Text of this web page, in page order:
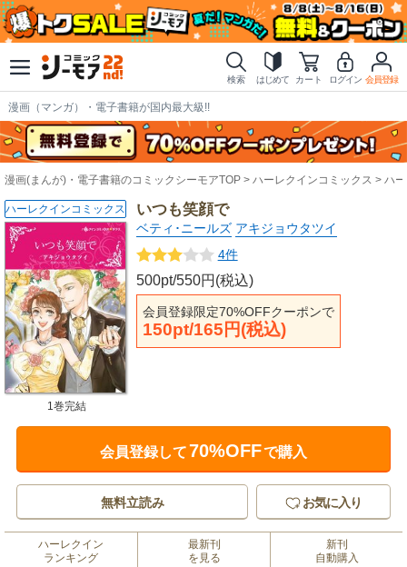
検索 はじめて カート ログイン 会員登録
漫画（マンガ）・電子書籍が国内最大級!!
漫画(まんが)・電子書籍のコミックシーモアTOP ハーレクインコミックス ハ
いつも笑顔で
ベティ･ニールズ アキジョウタツイ
4件
500pt/550円(税込)
会員登録限定70%OFFクーポンで
150pt/165円(税込)
ハーレクインコミックス
1巻完結
会員登録して70%OFFで購入
無料立読み お気に入り
ハーレクイン
ランキング
最新刊
を見る
新刊
自動購入